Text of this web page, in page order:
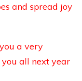
and spread joy
a very
all next year